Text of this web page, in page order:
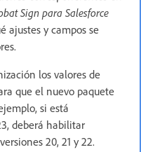
Sign para Salesforce
ajustes y campos se
los valores de
que el nuevo paquete
si está
deberá habilitar
20, 21 y 22.